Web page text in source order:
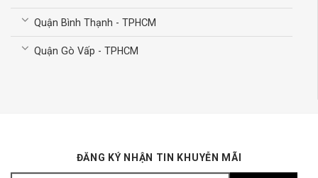
Quận Bình Thạnh - TPHCM
Quận Gò Vấp - TPHCM
ĐĂNG KÝ NHẬN TIN KHUYỄN MÃI